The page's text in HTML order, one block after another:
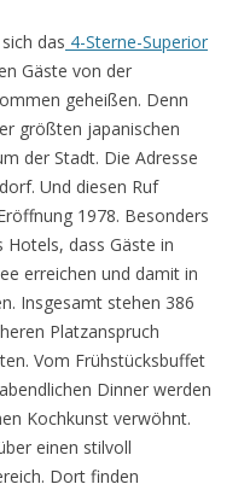
das 4-Sterne-Superior
Gäste von der
geheißen. Denn
größten japanischen
der Stadt. Die Adresse
Und diesen Ruf
1978. Besonders
dass Gäste in
erreichen und damit in
Insgesamt stehen 386
Platzanspruch
Vom Frühstücksbuffet
Dinner werden
Kochkunst verwöhnt.
einen stilvoll
Dort finden